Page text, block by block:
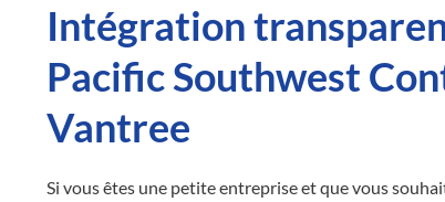
Intégration
Pacific Southwest
Vantree
Si vous êtes une petite entreprise et que vous